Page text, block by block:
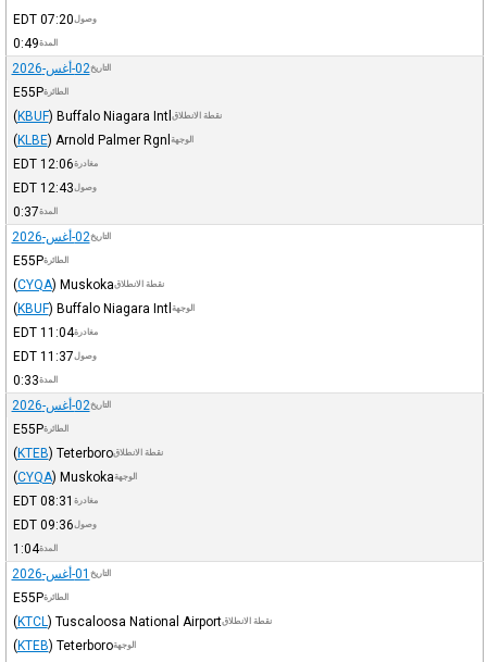
وصول 07:20
EDT
المدة0:49
التاريخ02-أغس-2026
الطائرةE55P
نقطة الانطلاق Buffalo Niagara Intl
(KBUF)
الوجهة Arnold Palmer Rgnl
(KLBE)
مغادرة12:06
EDT
وصول 12:43
EDT
المدة0:37
التاريخ02-أغس-2026
الطائرةE55P
نقطة الانطلاقMuskoka
(CYQA)
الوجهة Buffalo Niagara Intl
(KBUF)
مغادرة11:04
EDT
وصول 11:37
EDT
المدة0:33
التاريخ02-أغس-2026
الطائرةE55P
نقطة الانطلاقTeterboro
(KTEB)
الوجهةMuskoka
(CYQA)
مغادرة 08:31
EDT
وصول 09:36
EDT
المدة1:04
التاريخ 01-أغس-2026
الطائرةE55P
نقطة الانطلاقTuscaloosa National Airport
(KTCL )
الوجهةTeterboro
(KTEB)